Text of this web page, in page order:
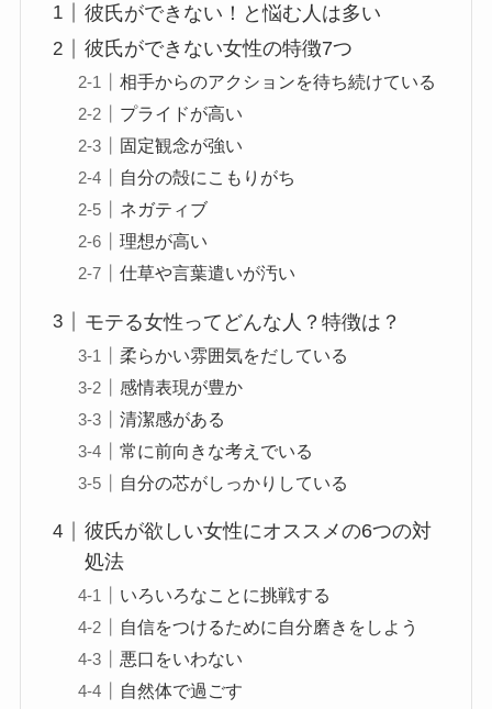
彼氏ができない！と悩む人は多い
彼氏ができない女性の特徴7つ
相手からのアクションを待ち続けている
プライドが高い
固定観念が強い
自分の殻にこもりがち
ネガティブ
理想が高い
仕草や言葉遣いが汚い
モテる女性ってどんな人？特徴は？
柔らかい雰囲気をだしている
感情表現が豊か
清潔感がある
常に前向きな考えでいる
自分の芯がしっかりしている
彼氏が欲しい女性にオススメの6つの対
処法
いろいろなことに挑戦する
自信をつけるために自分磨きをしよう
悪口をいわない
自然体で過ごす